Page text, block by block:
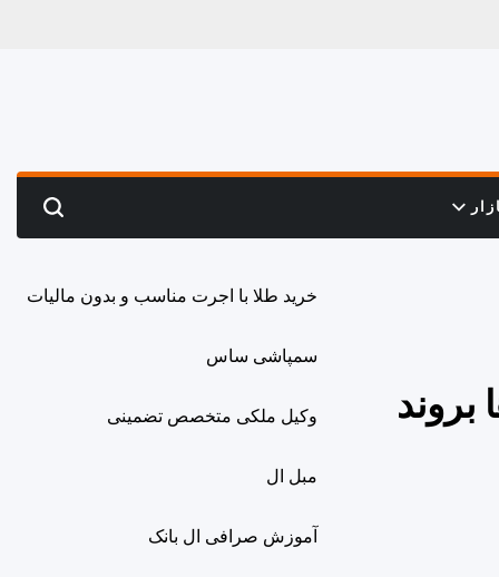
Search
خرید طلا با اجرت مناسب و بدون مالیات
سمپاشی ساس
وکیل ملکی متخصص تضمینی
مبل ال
آموزش صرافی ال بانک